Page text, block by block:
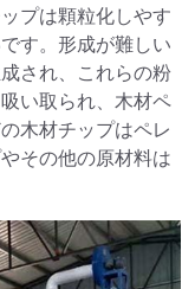
プは顆粒化しやす
す。形成が難しい
され、これらの粉
い取られ、木材ペ
木材チップはペレ
その他の原材料は